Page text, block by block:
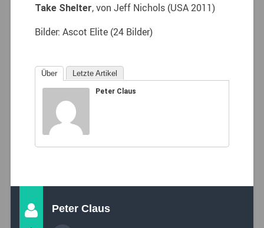
Take Shelter, von Jeff Nichols (USA 2011)
Bilder: Ascot Elite (24 Bilder)
Über Letzte Artikel
Peter Claus
Peter Claus